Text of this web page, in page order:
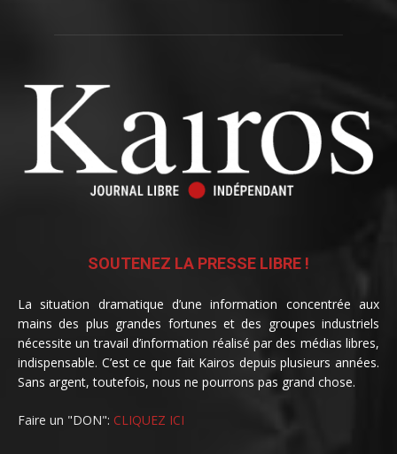
SOUTENEZ LA PRESSE LIBRE !
La situation dramatique d’une information concentrée aux
mains des plus grandes fortunes et des groupes industriels
nécessite un travail d’information réalisé par des médias libres,
indispensable. C’est ce que fait Kairos depuis plusieurs années.
Sans argent, toutefois, nous ne pourrons pas grand chose.
Faire un "DON": CLIQUEZ ICI